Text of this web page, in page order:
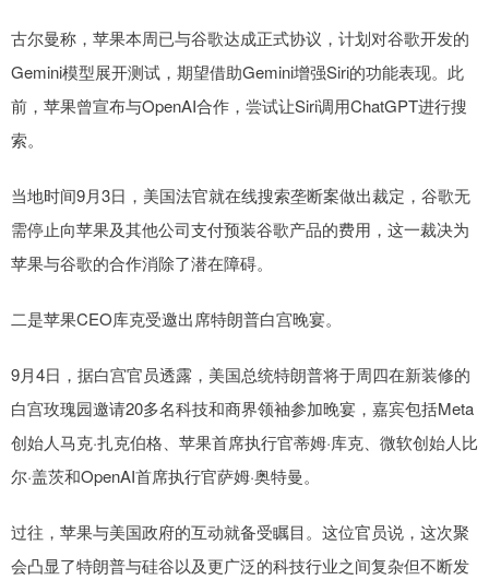
古尔曼称，苹果本周已与谷歌达成正式协议，计划对谷歌开发的
Gemini模型展开测试，期望借助Gemini增强Siri的功能表现。此
前，苹果曾宣布与OpenAI合作，尝试让Siri调用ChatGPT进行搜
索。
当地时间9月3日，美国法官就在线搜索垄断案做出裁定，谷歌无
需停止向苹果及其他公司支付预装谷歌产品的费用，这一裁决为
苹果与谷歌的合作消除了潜在障碍。
二是苹果CEO库克受邀出席特朗普白宫晚宴。
9月4日，据白宫官员透露，美国总统特朗普将于周四在新装修的
白宫玫瑰园邀请20多名科技和商界领袖参加晚宴，嘉宾包括Meta
创始人马克·扎克伯格、苹果首席执行官蒂姆·库克、微软创始人比
尔·盖茨和OpenAI首席执行官萨姆·奥特曼。
过往，苹果与美国政府的互动就备受瞩目。这位官员说，这次聚
会凸显了特朗普与硅谷以及更广泛的科技行业之间复杂但不断发